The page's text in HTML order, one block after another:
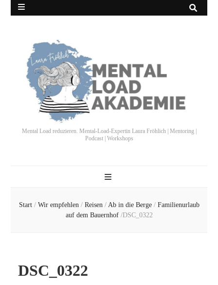
Mental Load reduzieren. Mental-Load-Expertin Laura Fröhlich | Mentoring |
Podcast | Workshops
Start / Wir empfehlen / Reisen / Ab in die Berge / Familienurlaub
auf dem Bauernhof /DSC_0322
DSC_0322